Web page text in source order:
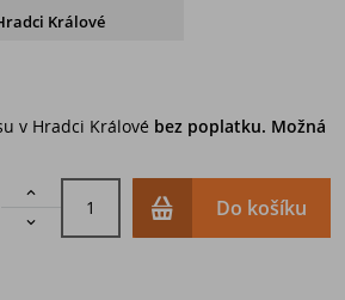
Králové
v Hradci Králové bez poplatku. Možná


Do košíku